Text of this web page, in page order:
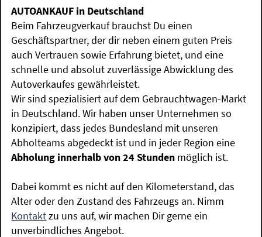
AUTOANKAUF in Deutschland
Beim Fahrzeugverkauf brauchst Du einen
Geschäftspartner, der dir neben einem guten Preis
auch Vertrauen sowie Erfahrung bietet, und eine
schnelle und absolut zuverlässige Abwicklung des
Autoverkaufes gewährleistet.
Wir sind spezialisiert auf dem Gebrauchtwagen-Markt
in Deutschland. Wir haben unser Unternehmen so
konzipiert, dass jedes Bundesland mit unseren
Abholteams abgedeckt ist und in jeder Region eine
Abholung innerhalb von 24 Stunden möglich ist.
Dabei kommt es nicht auf den Kilometerstand, das
Alter oder den Zustand des Fahrzeugs an. Nimm
Kontaktzu uns auf, wir machen Dir gerne ein
unverbindliches Angebot.